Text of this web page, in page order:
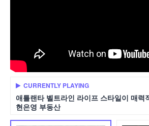
CURRENTLY PLAYING
애틀랜타 벨트라인 라이프 스타일이 매력
현은영 부동산